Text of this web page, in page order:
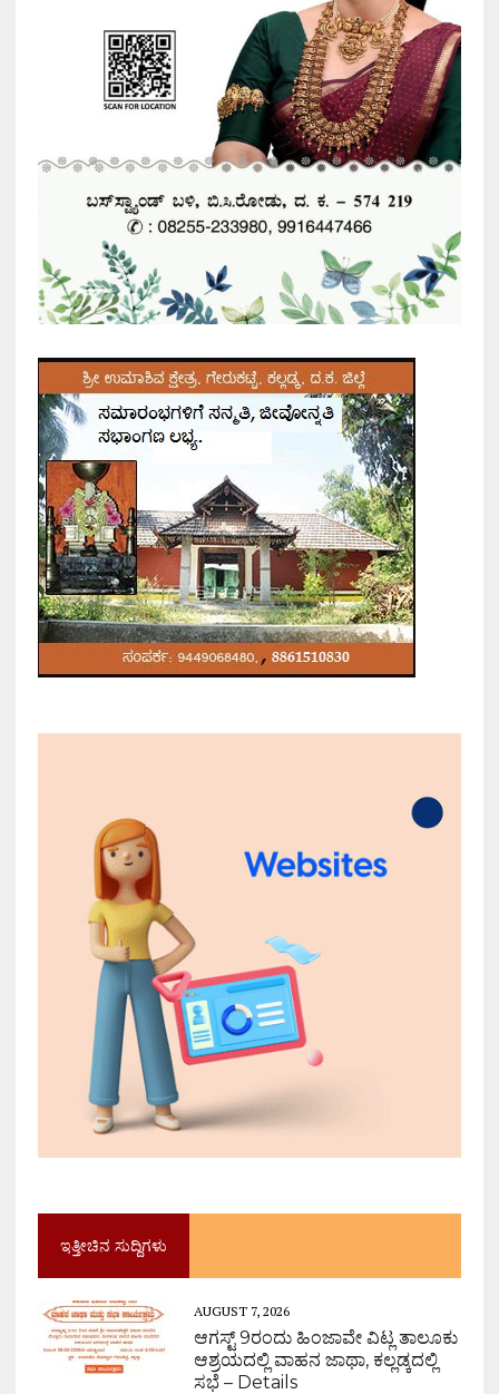
ಇತ್ತೀಚಿನ ಸುದ್ದಿಗಳು
AUGUST 7, 2026
ಆಗಸ್ಟ್ 9ರಂದು ಹಿಂಜಾವೇ ವಿಟ್ಲ ತಾಲೂಕು
ಆಶ್ರಯದಲ್ಲಿ ವಾಹನ ಜಾಥಾ, ಕಲ್ಲಡ್ಕದಲ್ಲಿ
ಸಭೆ – Details